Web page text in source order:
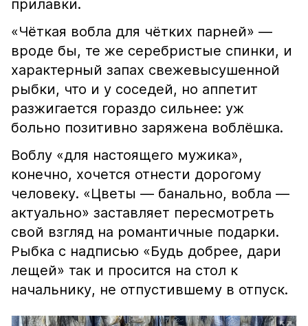
прилавки.
«Чёткая вобла для чётких парней» —
вроде бы, те же серебристые спинки, и
характерный запах свежевысушенной
рыбки, что и у соседей, но аппетит
разжигается гораздо сильнее: уж
больно позитивно заряжена воблёшка.
Воблу «для настоящего мужика»,
конечно, хочется отнести дорогому
человеку. «Цветы — банально, вобла —
актуально» заставляет пересмотреть
свой взгляд на романтичные подарки.
Рыбка с надписью «Будь добрее, дари
лещей» так и просится на стол к
начальнику, не отпустившему в отпуск.